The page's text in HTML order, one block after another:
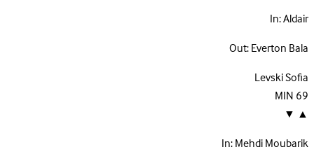
In:Aldair
Out:Everton Bala
Levski Sofia
69
MIN
▲
▼
In:Mehdi Moubarik